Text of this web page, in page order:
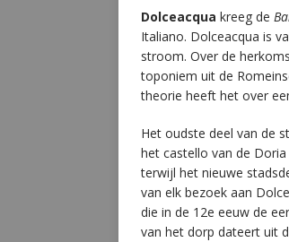
Dolceacqua kreeg de
Italiano. Dolceacqua is
stroom. Over de
toponiem uit de
theorie heeft het over
Het oudste deel van de
het castello van de
terwijl het nieuwe
van elk bezoek aan
die in de 12e eeuw de
van het dorp dateert uit